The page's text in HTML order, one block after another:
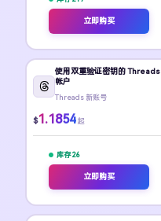
立即购买
使用双重验证密钥的 Threads
帐户
Threads 新账号
$1.1854 起
库存 26
立即购买